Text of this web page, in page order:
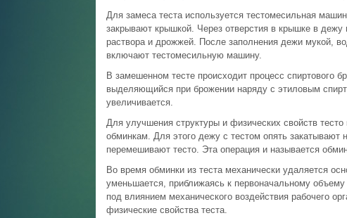
Для замеса теста используется тестомесильная
закрывают крышкой. Через отверстия в крышке в
раствора и дрожжей. После заполнения дежи мукой,
включают тестомесильную машину.
В замешенном тесте происходит процесс спиртового
выделяющийся при брожении наряду с этиловым
увеличивается.
Для улучшения структуры и физических свойств
обминкам. Для этого дежу с тестом опять
перемешивают тесто. Эта операция и называется
Во время обминки из теста механически удаляется
уменьшается, приближаясь к первоначальному
под влиянием механического воздействия рабочего
физические свойства теста.